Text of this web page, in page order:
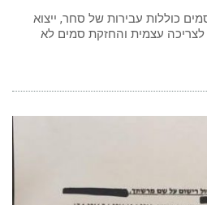
כוללות עבירות של סחר, ייצוא
עצמית והחזקת סמים לא